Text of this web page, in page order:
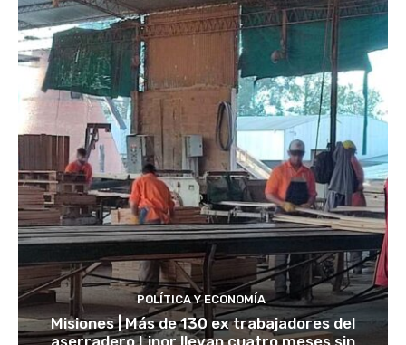
POLÍTICA Y ECONOMÍA
Misiones | Más de 130 ex trabajadores del
aserradero Linor llevan cuatro meses sin